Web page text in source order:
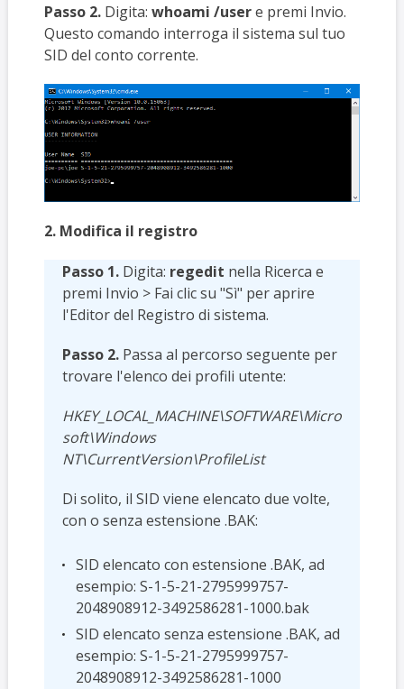
Passo 2.Digita: whoami /usere premi Invio.
Questo comando interroga il sistema sul tuo
SID del conto corrente.
2. Modifica il registro
Passo 1.Digita: regedit nella Ricerca e
premi Invio > Fai clic su "Sì" per aprire
l'Editor del Registro di sistema.
Passo 2.Passa al percorso seguente per
trovare l'elenco dei profili utente:
HKEY_LOCAL_MACHINE\SOFTWARE\Micro
soft\Windows
NT\CurrentVersion\ProfileList
Di solito, il SID viene elencato due volte,
con o senza estensione .BAK:
SID elencato con estensione .BAK, ad
esempio: S-1-5-21-2795999757-
2048908912-3492586281-1000.bak
SID elencato senza estensione .BAK, ad
esempio: S-1-5-21-2795999757-
2048908912-3492586281-1000